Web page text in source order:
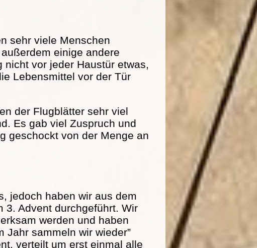
sehr viele Menschen
einige andere
vor jeder Haustür etwas,
Lebensmittel vor der Tür
der Flugblätter sehr viel
Es gab viel Zuspruch und
geschockt von der Menge an
jedoch haben wir aus dem
3. Advent durchgeführt. Wir
werden und haben
Jahr sammeln wir wieder”
verteilt um erst einmal alle